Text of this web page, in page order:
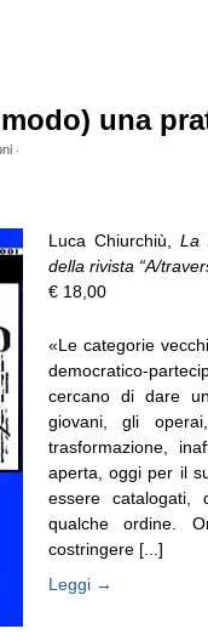
una
·
Luca Chiurchiù, La
della rivista “A/
€ 18,00
«Le categorie
democratico-
cercano di dare
giovani, gli
trasformazione,
aperta, oggi per il
essere catalogati,
qualche ordine.
costringere [...]
Leggi →